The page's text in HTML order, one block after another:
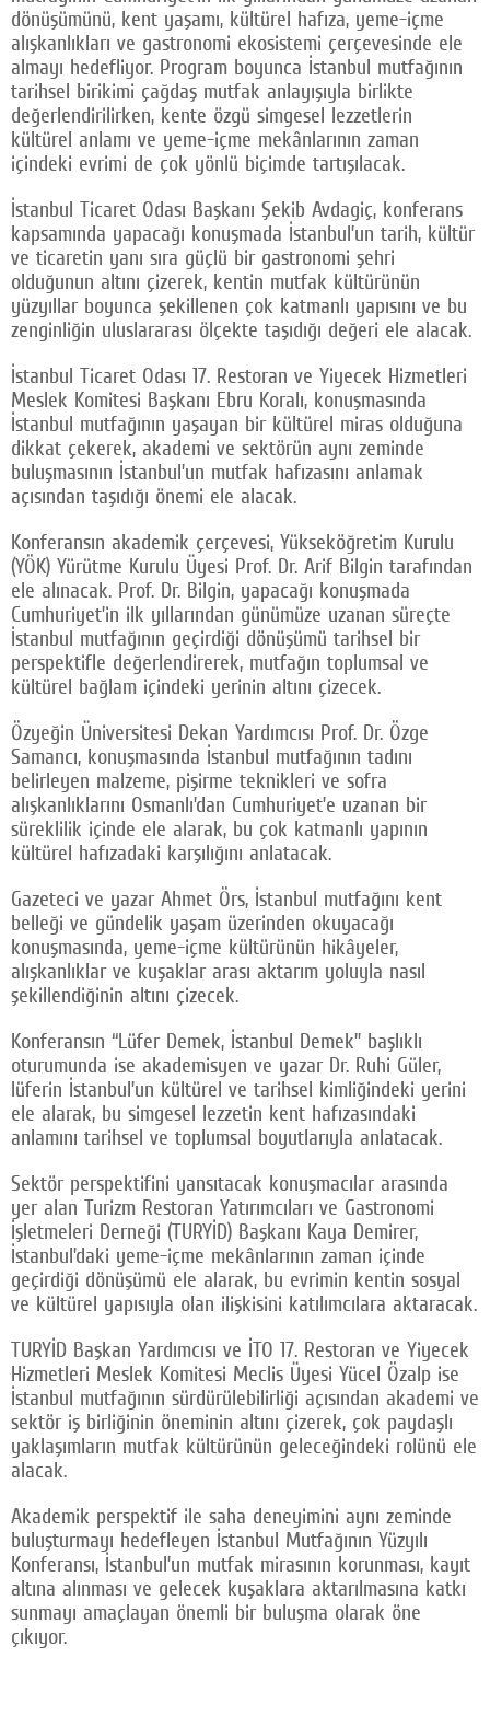
dönüşümünü, kent yaşamı, kültürel hafıza, yeme-içme
alışkanlıkları ve gastronomi ekosistemi çerçevesinde ele
almayı hedefliyor. Program boyunca İstanbul mutfağının
tarihsel birikimi çağdaş mutfak anlayışıyla birlikte
değerlendirilirken, kente özgü simgesel lezzetlerin
kültürel anlamı ve yeme-içme mekânlarının zaman
içindeki evrimi de çok yönlü biçimde tartışılacak.
İstanbul Ticaret Odası Başkanı Şekib Avdagiç, konferans
kapsamında yapacağı konuşmada İstanbul’un tarih, kültür
ve ticaretin yanı sıra güçlü bir gastronomi şehri
olduğunun altını çizerek, kentin mutfak kültürünün
yüzyıllar boyunca şekillenen çok katmanlı yapısını ve bu
zenginliğin uluslararası ölçekte taşıdığı değeri ele alacak.
İstanbul Ticaret Odası 17. Restoran ve Yiyecek Hizmetleri
Meslek Komitesi Başkanı Ebru Koralı, konuşmasında
İstanbul mutfağının yaşayan bir kültürel miras olduğuna
dikkat çekerek, akademi ve sektörün aynı zeminde
buluşmasının İstanbul’un mutfak hafızasını anlamak
açısından taşıdığı önemi ele alacak.
Konferansın akademik çerçevesi, Yükseköğretim Kurulu
(YÖK) Yürütme Kurulu Üyesi Prof. Dr. Arif Bilgin tarafından
ele alınacak. Prof. Dr. Bilgin, yapacağı konuşmada
Cumhuriyet’in ilk yıllarından günümüze uzanan süreçte
İstanbul mutfağının geçirdiği dönüşümü tarihsel bir
perspektifle değerlendirerek, mutfağın toplumsal ve
kültürel bağlam içindeki yerinin altını çizecek.
Özyeğin Üniversitesi Dekan Yardımcısı Prof. Dr. Özge
Samancı, konuşmasında İstanbul mutfağının tadını
belirleyen malzeme, pişirme teknikleri ve sofra
alışkanlıklarını Osmanlı’dan Cumhuriyet’e uzanan bir
süreklilik içinde ele alarak, bu çok katmanlı yapının
kültürel hafızadaki karşılığını anlatacak.
Gazeteci ve yazar Ahmet Örs, İstanbul mutfağını kent
belleği ve gündelik yaşam üzerinden okuyacağı
konuşmasında, yeme-içme kültürünün hikâyeler,
alışkanlıklar ve kuşaklar arası aktarım yoluyla nasıl
şekillendiğinin altını çizecek.
Konferansın “Lüfer Demek, İstanbul Demek” başlıklı
oturumunda ise akademisyen ve yazar Dr. Ruhi Güler,
lüferin İstanbul’un kültürel ve tarihsel kimliğindeki yerini
ele alarak, bu simgesel lezzetin kent hafızasındaki
anlamını tarihsel ve toplumsal boyutlarıyla anlatacak.
Sektör perspektifini yansıtacak konuşmacılar arasında
yer alan Turizm Restoran Yatırımcıları ve Gastronomi
İşletmeleri Derneği (TURYİD) Başkanı Kaya Demirer,
İstanbul’daki yeme-içme mekânlarının zaman içinde
geçirdiği dönüşümü ele alarak, bu evrimin kentin sosyal
ve kültürel yapısıyla olan ilişkisini katılımcılara aktaracak.
TURYİD Başkan Yardımcısı ve İTO 17. Restoran ve Yiyecek
Hizmetleri Meslek Komitesi Meclis Üyesi Yücel Özalp ise
İstanbul mutfağının sürdürülebilirliği açısından akademi ve
sektör iş birliğinin öneminin altını çizerek, çok paydaşlı
yaklaşımların mutfak kültürünün geleceğindeki rolünü ele
alacak.
Akademik perspektif ile saha deneyimini aynı zeminde
buluşturmayı hedefleyen İstanbul Mutfağının Yüzyılı
Konferansı, İstanbul’un mutfak mirasının korunması, kayıt
altına alınması ve gelecek kuşaklara aktarılmasına katkı
sunmayı amaçlayan önemli bir buluşma olarak öne
çıkıyor.